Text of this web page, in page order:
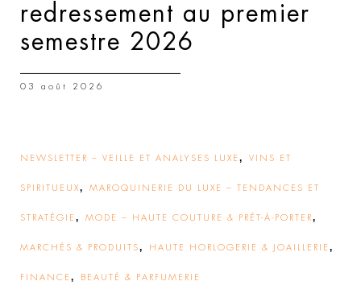
redressement au premier
semestre 2026
03 août 2026
NEWSLETTER – VEILLE ET ANALYSES LUXE , VINS ET
SPIRITUEUX, MAROQUINERIE DU LUXE – TENDANCES ET
STRATÉGIE , MODE – HAUTE COUTURE & PRÊT-À-PORTER,
MARCHÉS & PRODUITS, HAUTE HORLOGERIE & JOAILLERIE ,
FINANCE , BEAUTÉ & PARFUMERIE